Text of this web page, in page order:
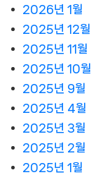
2026년 1월
2025년 12월
2025년 11월
2025년 10월
2025년 9월
2025년 4월
2025년 3월
2025년 2월
2025년 1월